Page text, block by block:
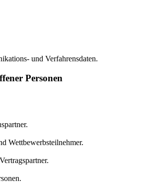
und Verfahrensdaten.
Personen
Wettbewerbsteilnehmer.